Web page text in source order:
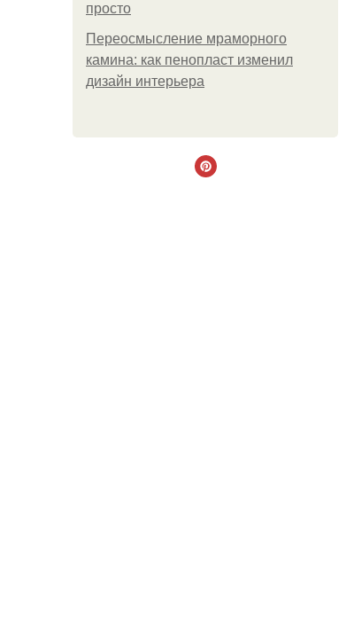
просто
Переосмысление мраморного
камина: как пенопласт изменил
дизайн интерьера